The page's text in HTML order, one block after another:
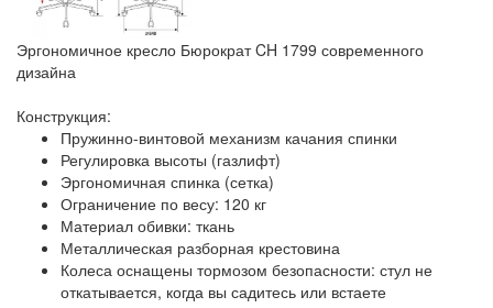
Эргономичное кресло Бюрократ CH 1799 современного
дизайна
Конструкция:
Пружинно-винтовой механизм качания спинки
Регулировка высоты (газлифт)
Эргономичная спинка (сетка)
Ограничение по весу: 120 кг
Материал обивки: ткань
Металлическая разборная крестовина
Колеса оснащены тормозом безопасности: стул не
откатывается, когда вы садитесь или встаете